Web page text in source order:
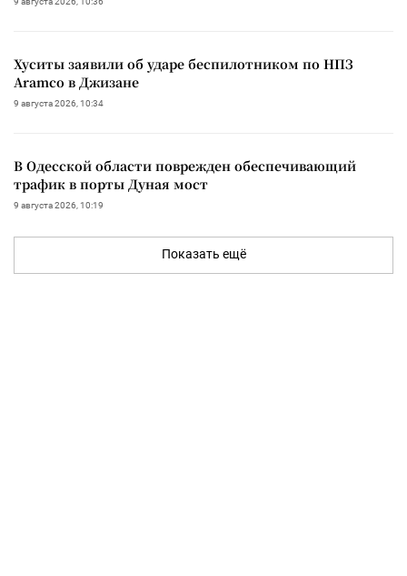
Хуситы заявили об ударе беспилотником по НПЗ
Aramco в Джизане
9 августа 2026, 10:34
В Одесской области поврежден обеспечивающий
трафик в порты Дуная мост
9 августа 2026, 10:19
Показать ещё